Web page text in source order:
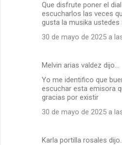
Que disfrute poner el
escucharlos las veces
gusta la musika ustedes
30 de mayo de 2025 a
Melvin arias valdez dijo…
Yo me identifico que
escuchar esta emisora
gracias por existir
30 de mayo de 2025 a
Karla portilla rosales